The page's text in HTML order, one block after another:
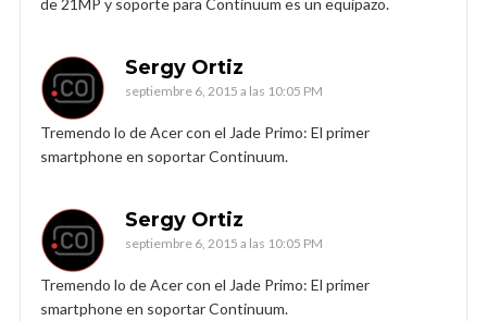
de 21MP y soporte para Continuum es un equipazo.
Sergy Ortiz
septiembre 6, 2015 a las 10:05 PM
Tremendo lo de Acer con el Jade Primo: El primer
smartphone en soportar Continuum.
Sergy Ortiz
septiembre 6, 2015 a las 10:05 PM
Tremendo lo de Acer con el Jade Primo: El primer
smartphone en soportar Continuum.